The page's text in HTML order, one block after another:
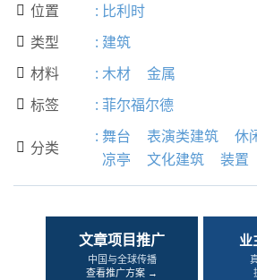
 位置 : 比利时
 类型 : 建筑
 材料 : 木材 金属
 标签 : 菲尔福尔德
 分类
: 舞台 表演类建筑
休
凉亭
文化建筑 装置
文章项目推广
中国与全球传播
查看推广方案 →
业